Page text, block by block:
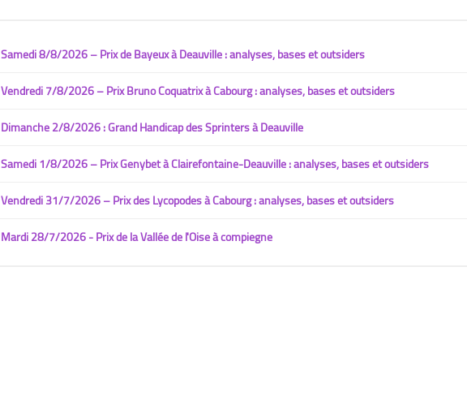
8/8/2026 – Prix de Bayeux à Deauville : analyses, bases et outsiders
7/8/2026 – Prix Bruno Coquatrix à Cabourg : analyses, bases et outsiders
2/8/2026 : Grand Handicap des Sprinters à Deauville
1/8/2026 – Prix Genybet à Clairefontaine-Deauville : analyses, bases et outsiders
31/7/2026 – Prix des Lycopodes à Cabourg : analyses, bases et outsiders
28/7/2026 - Prix de la Vallée de l'Oise à compiegne